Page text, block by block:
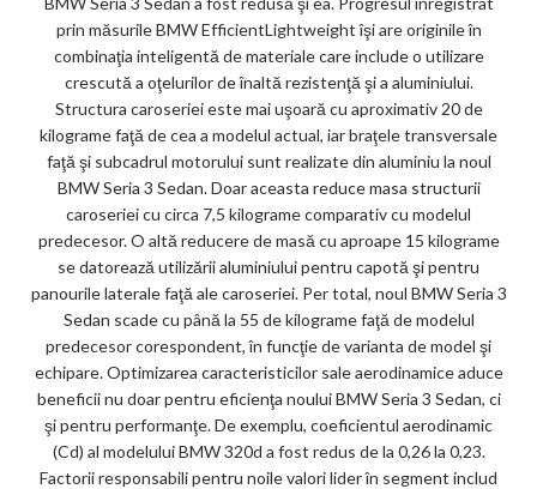
prin măsurile BMW EfficientLightweight îşi are originile în
combinaţia inteligentă de materiale care include o utilizare
crescută a oţelurilor de înaltă rezistenţă şi a aluminiului.
Structura caroseriei este mai uşoară cu aproximativ 20 de
kilograme faţă de cea a modelul actual, iar braţele transversale
faţă şi subcadrul motorului sunt realizate din aluminiu la noul
BMW Seria 3 Sedan. Doar aceasta reduce masa structurii
caroseriei cu circa 7,5 kilograme comparativ cu modelul
predecesor. O altă reducere de masă cu aproape 15 kilograme
se datorează utilizării aluminiului pentru capotă şi pentru
panourile laterale faţă ale caroseriei. Per total, noul BMW Seria 3
Sedan scade cu până la 55 de kilograme faţă de modelul
predecesor corespondent, în funcţie de varianta de model şi
echipare. Optimizarea caracteristicilor sale aerodinamice aduce
beneficii nu doar pentru eficienţa noului BMW Seria 3 Sedan, ci
şi pentru performanţe. De exemplu, coeficientul aerodinamic
(Cd) al modelului BMW 320d a fost redus de la 0,26 la 0,23.
Factorii responsabili pentru noile valori lider în segment includ